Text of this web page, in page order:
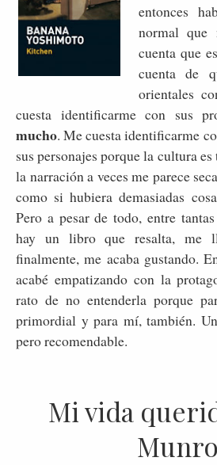
entonces
normal que
cuenta que
cuenta de
orientales
cuesta identificarme con sus
mucho. Me cuesta identificarme
sus personajes porque la cultura
la narración a veces me parece
como si hubiera demasiadas
Pero a pesar de todo, entre
hay un libro que resalta, me
finalmente, me acaba gustando.
acabé empatizando con la
rato de no entenderla porque
primordial y para mí, también.
pero recomendable.
Mi vida
Munro